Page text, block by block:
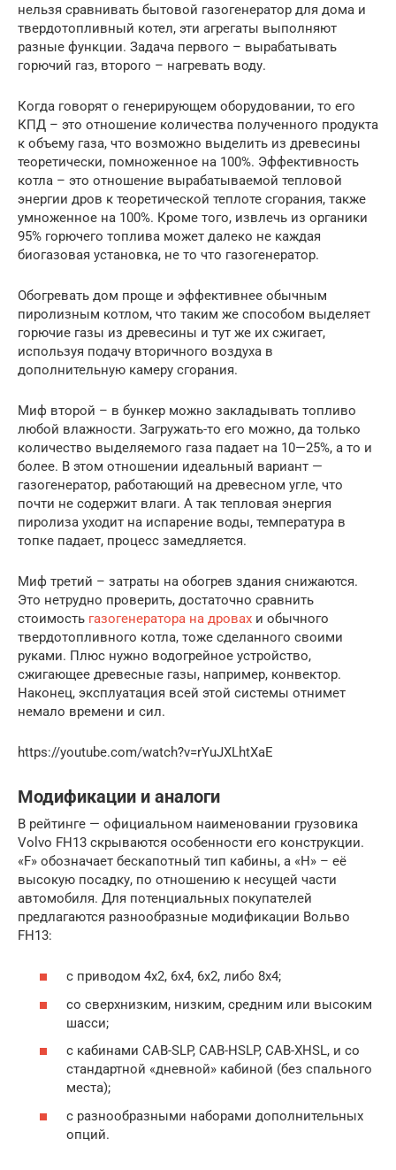
нельзя сравнивать бытовой газогенератор для дома и
твердотопливный котел, эти агрегаты выполняют
разные функции. Задача первого – вырабатывать
горючий газ, второго – нагревать воду.
Когда говорят о генерирующем оборудовании, то его
КПД – это отношение количества полученного продукта
к объему газа, что возможно выделить из древесины
теоретически, помноженное на 100%. Эффективность
котла – это отношение вырабатываемой тепловой
энергии дров к теоретической теплоте сгорания, также
умноженное на 100%. Кроме того, извлечь из органики
95% горючего топлива может далеко не каждая
биогазовая установка, не то что газогенератор.
Обогревать дом проще и эффективнее обычным
пиролизным котлом, что таким же способом выделяет
горючие газы из древесины и тут же их сжигает,
используя подачу вторичного воздуха в
дополнительную камеру сгорания.
Миф второй – в бункер можно закладывать топливо
любой влажности. Загружать-то его можно, да только
количество выделяемого газа падает на 10—25%, а то и
более. В этом отношении идеальный вариант —
газогенератор, работающий на древесном угле, что
почти не содержит влаги. А так тепловая энергия
пиролиза уходит на испарение воды, температура в
топке падает, процесс замедляется.
Миф третий – затраты на обогрев здания снижаются.
Это нетрудно проверить, достаточно сравнить
стоимость газогенератора на дровах и обычного
твердотопливного котла, тоже сделанного своими
руками. Плюс нужно водогрейное устройство,
сжигающее древесные газы, например, конвектор.
Наконец, эксплуатация всей этой системы отнимет
немало времени и сил.
https://youtube.com/watch?v=rYuJXLhtXaE
Модификации и аналоги
В рейтинге — официальном наименовании грузовика
Volvo FH13 скрываются особенности его конструкции.
«F» обозначает бескапотный тип кабины, а «Н» – её
высокую посадку, по отношению к несущей части
автомобиля. Для потенциальных покупателей
предлагаются разнообразные модификации Вольво
FH13:
с приводом 4х2, 6х4, 6х2, либо 8х4;
со сверхнизким, низким, средним или высоким
шасси;
с кабинами CAB-SLP, CAB-HSLP, CAB-XHSL, и со
стандартной «дневной» кабиной (без спального
места);
с разнообразными наборами дополнительных
опций.